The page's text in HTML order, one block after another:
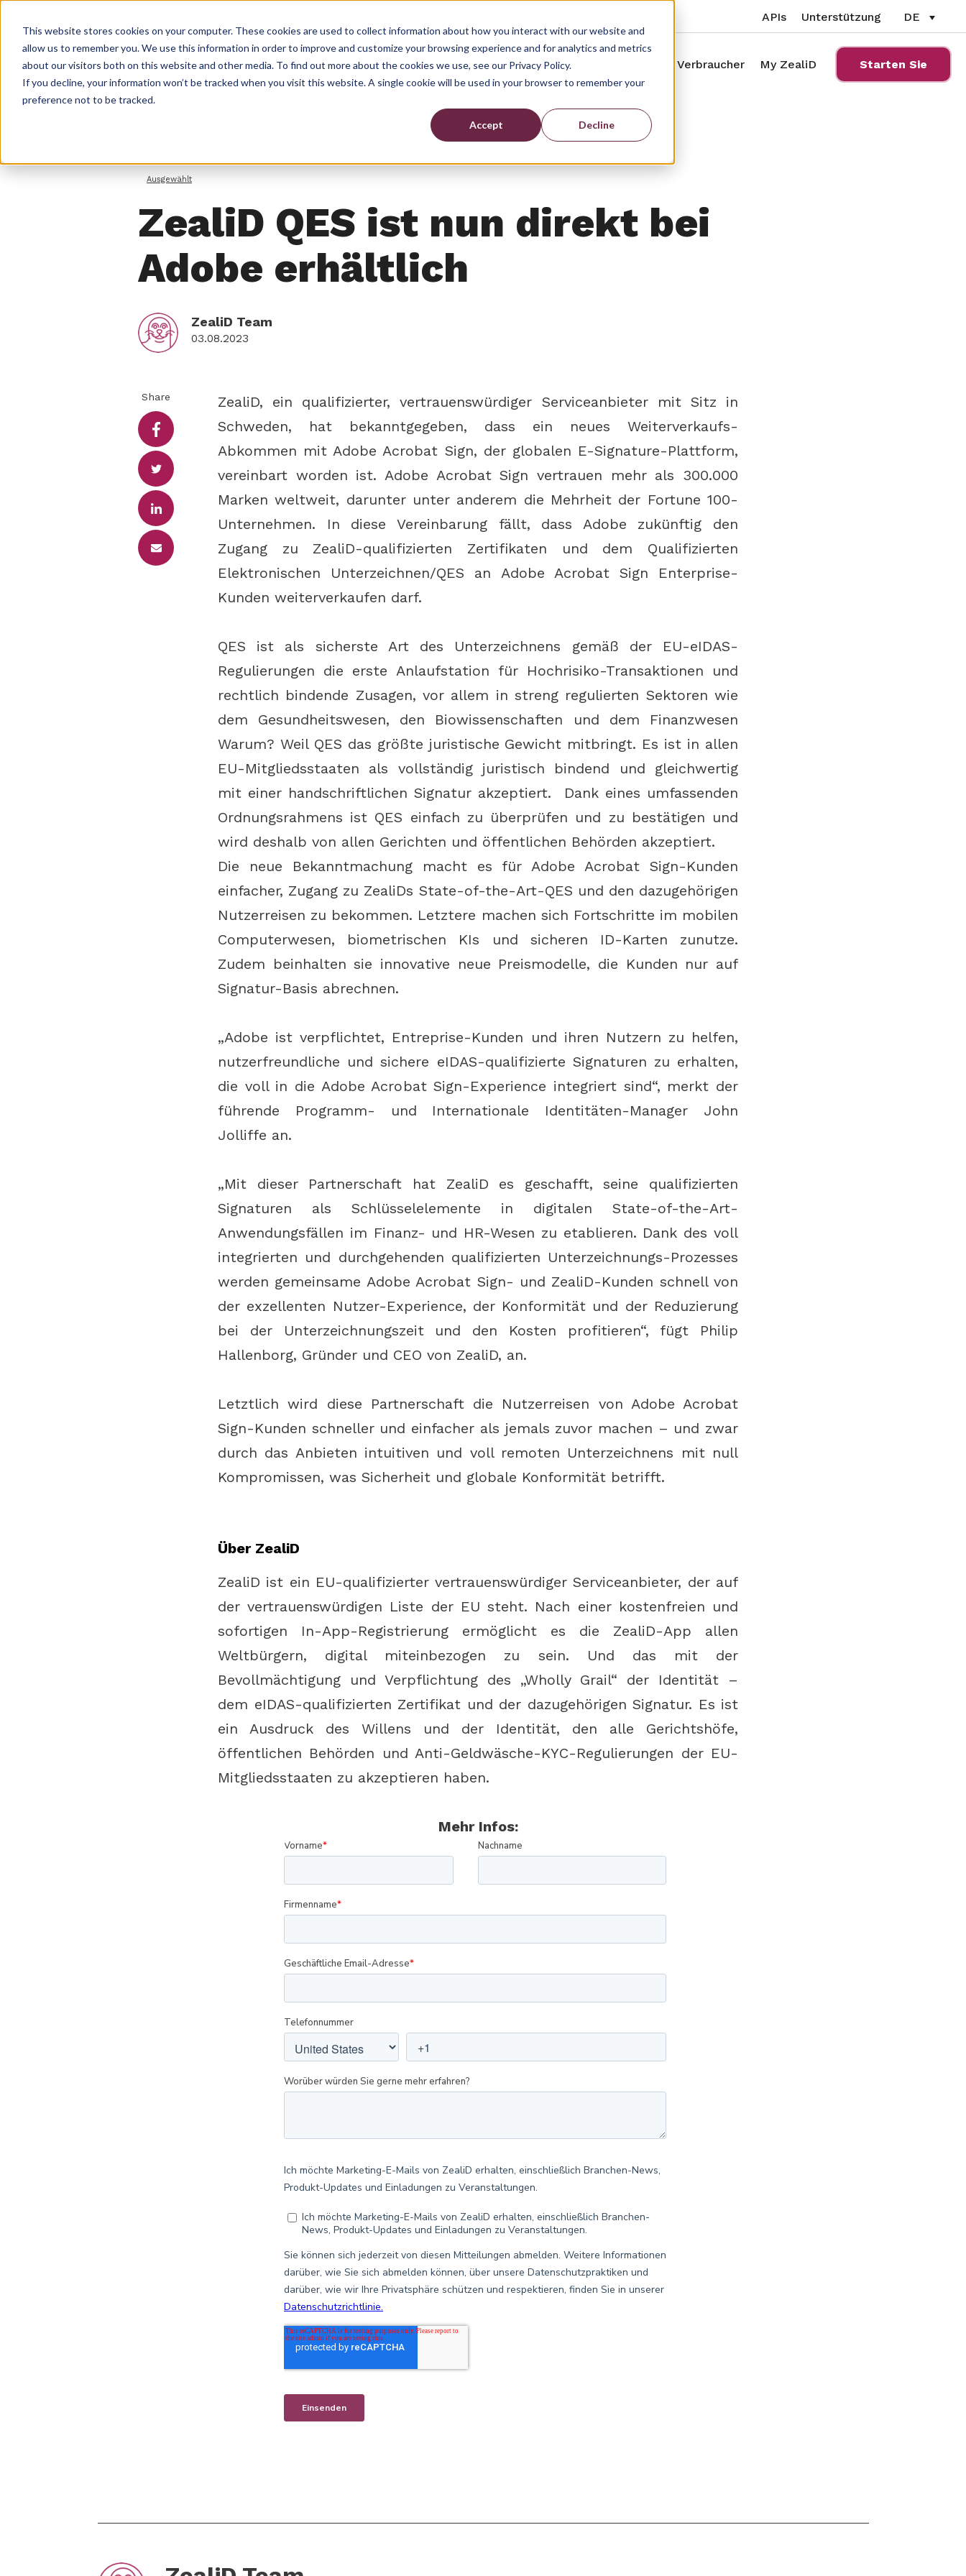
This website stores cookies on your computer. These cookies are used to collect information about how you interact with our website and
allow us to remember you. We use this information in order to improve and customize your browsing experience and for analytics and metrics
about our visitors both on this website and other media. To find out more about the cookies we use, see our Privacy Policy.
If you decline, your information won’t be tracked when you visit this website. A single cookie will be used in your browser to remember your
preference not to be tracked.
Accept Decline
APIs Unterstützung DE
Lösungen Show submenu for Lösungen
Anwendungsfälle Show submenu for Anwendungsfälle
Ressourcen Show submenu for RessourcenShow submenu for Über ZealiD
Verbraucher My ZealiD Starten Sie
Ausgewählt
ZealiD QES ist nun direkt bei
Adobe erhältlich
ZealiD Team
03.08.2023
Share
ZealiD, ein qualifizierter, vertrauenswürdiger Serviceanbieter mit Sitz in
Schweden, hat bekanntgegeben, dass ein neues Weiterverkaufs-
Abkommen mit Adobe Acrobat Sign, der globalen E-Signature-Plattform,
vereinbart worden ist. Adobe Acrobat Sign vertrauen mehr als 300.000
Marken weltweit, darunter unter anderem die Mehrheit der Fortune 100-
Unternehmen. In diese Vereinbarung fällt, dass Adobe zukünftig den
Zugang zu ZealiD-qualifizierten Zertifikaten und dem Qualifizierten
Elektronischen Unterzeichnen/QES an Adobe Acrobat Sign Enterprise-
Kunden weiterverkaufen darf.
QES ist als sicherste Art des Unterzeichnens gemäß der EU-eIDAS-
Regulierungen die erste Anlaufstation für Hochrisiko-Transaktionen und
rechtlich bindende Zusagen, vor allem in streng regulierten Sektoren wie
dem Gesundheitswesen, den Biowissenschaften und dem Finanzwesen
Warum? Weil QES das größte juristische Gewicht mitbringt. Es ist in allen
EU-Mitgliedsstaaten als vollständig juristisch bindend und gleichwertig
mit einer handschriftlichen Signatur akzeptiert. Dank eines umfassenden
Ordnungsrahmens ist QES einfach zu überprüfen und zu bestätigen und
wird deshalb von allen Gerichten und öffentlichen Behörden akzeptiert.
Die neue Bekanntmachung macht es für Adobe Acrobat Sign-Kunden
einfacher, Zugang zu ZealiDs State-of-the-Art-QES und den dazugehörigen
Nutzerreisen zu bekommen. Letztere machen sich Fortschritte im mobilen
Computerwesen, biometrischen KIs und sicheren ID-Karten zunutze.
Zudem beinhalten sie innovative neue Preismodelle, die Kunden nur auf
Signatur-Basis abrechnen.
„Adobe ist verpflichtet, Entreprise-Kunden und ihren Nutzern zu helfen,
nutzerfreundliche und sichere eIDAS-qualifizierte Signaturen zu erhalten,
die voll in die Adobe Acrobat Sign-Experience integriert sind“, merkt der
führende Programm- und Internationale Identitäten-Manager John
Jolliffe an.
„Mit dieser Partnerschaft hat ZealiD es geschafft, seine qualifizierten
Signaturen als Schlüsselelemente in digitalen State-of-the-Art-
Anwendungsfällen im Finanz- und HR-Wesen zu etablieren. Dank des voll
integrierten und durchgehenden qualifizierten Unterzeichnungs-Prozesses
werden gemeinsame Adobe Acrobat Sign- und ZealiD-Kunden schnell von
der exzellenten Nutzer-Experience, der Konformität und der Reduzierung
bei der Unterzeichnungszeit und den Kosten profitieren“, fügt Philip
Hallenborg, Gründer und CEO von ZealiD, an.
Letztlich wird diese Partnerschaft die Nutzerreisen von Adobe Acrobat
Sign-Kunden schneller und einfacher als jemals zuvor machen – und zwar
durch das Anbieten intuitiven und voll remoten Unterzeichnens mit null
Kompromissen, was Sicherheit und globale Konformität betrifft.
Über ZealiD
ZealiD ist ein EU-qualifizierter vertrauenswürdiger Serviceanbieter, der auf
der vertrauenswürdigen Liste der EU steht. Nach einer kostenfreien und
sofortigen In-App-Registrierung ermöglicht es die ZealiD-App allen
Weltbürgern, digital miteinbezogen zu sein. Und das mit der
Bevollmächtigung und Verpflichtung des „Wholly Grail“ der Identität –
dem eIDAS-qualifizierten Zertifikat und der dazugehörigen Signatur. Es ist
ein Ausdruck des Willens und der Identität, den alle Gerichtshöfe,
öffentlichen Behörden und Anti-Geldwäsche-KYC-Regulierungen der EU-
Mitgliedsstaaten zu akzeptieren haben.
Mehr Infos: